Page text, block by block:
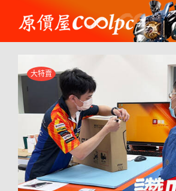
content
大特賣